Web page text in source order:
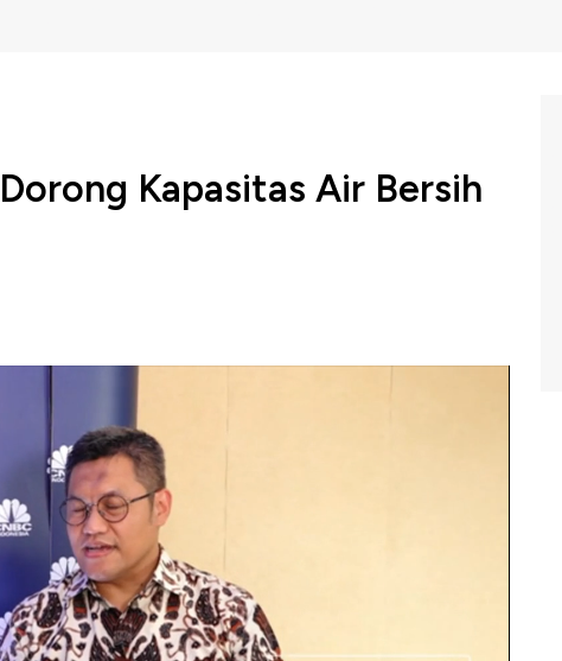
Kapasitas Air Bersih
2023, PAM Jaya menargetkan 82% warga DKI Jakarta bisa
membutuhkan investasi mencapai Rp 17 triliun yang
air bersih seperti pembangunan pipa dan jaringan
Priyatno Bambang Hernowo memaparkan berbagai strategi
cakupan layanan air bersih?
Direktur PAM Jaya, Priyatno Bambang Hernowo